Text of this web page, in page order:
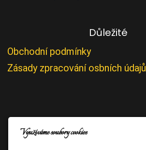
Důležité
Obchodní podmínky
Zásady zpracování osbních údajů
Využíváme soubory cookies